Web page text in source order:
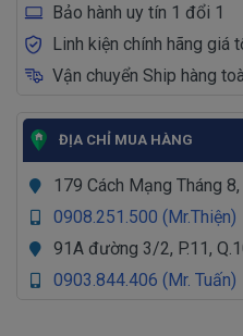
Bảo hành uy tín 1 đổi 1
Linh kiện chính hãng giá
Vận chuyển Ship hàng
ĐỊA CHỈ MUA HÀNG
179 Cách Mạng Tháng 8,
0908.251.500 (Mr.Thiện)
91A đường 3/2, P.11,
0903.844.406 (Mr. Tuấn)